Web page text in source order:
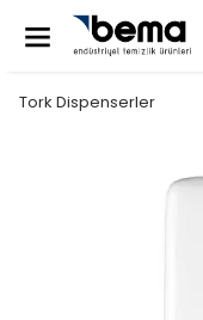
Tork Dispenserler